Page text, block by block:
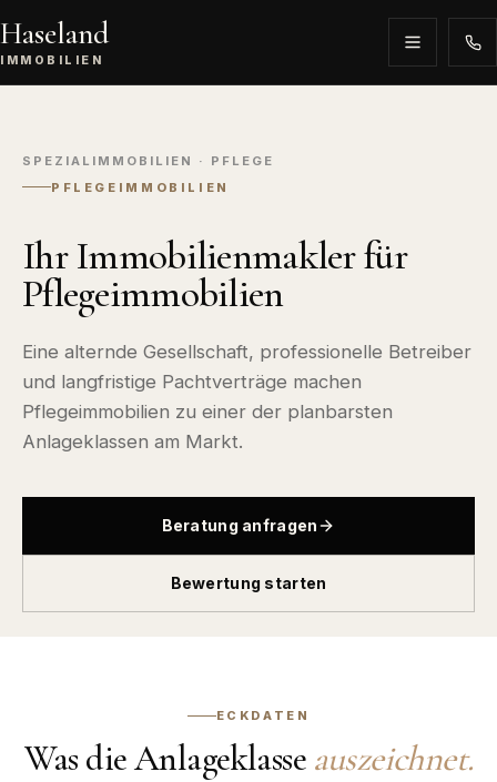
Haseland
IMMOBILIEN
SPEZIALIMMOBILIEN · PFLEGE
PFLEGEIMMOBILIEN
Ihr Immobilienmakler für
Pflegeimmobilien
Eine alternde Gesellschaft, professionelle Betreiber
und langfristige Pachtverträge machen
Pflegeimmobilien zu einer der planbarsten
Anlageklassen am Markt.
Beratung anfragen
Bewertung starten
ECKDATEN
Was die Anlageklasse auszeichnet.